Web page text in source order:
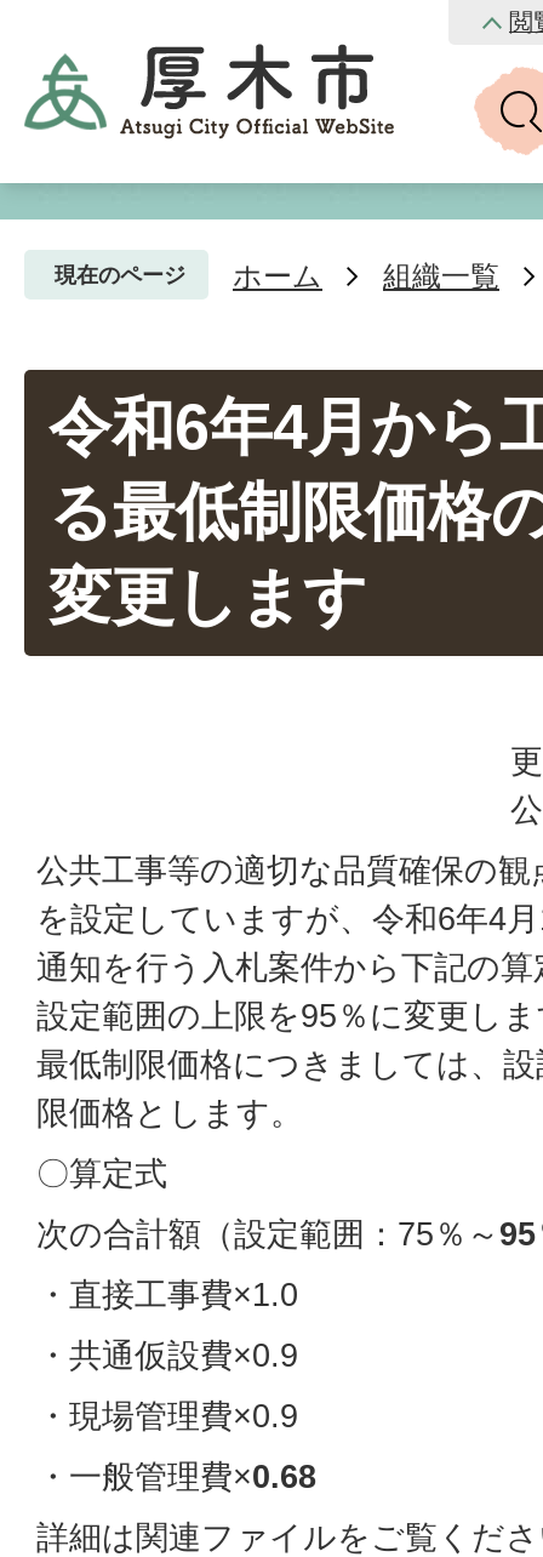
閲
現在のページ ホーム 組織一覧
令和6年4月から
る最低制限価格
変更します
公共工事等の適切な品質確保の
を設定していますが、令和6年4
通知を行う入札案件から下記の
設定範囲の上限を95％に変更し
最低制限価格につきましては、
限価格とします。
〇算定式
次の合計額（設定範囲：75％～
・直接工事費×1.0
・共通仮設費×0.9
・現場管理費×0.9
・一般管理費×0.68
詳細は関連ファイルをご覧くだ